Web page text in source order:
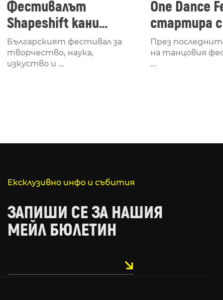
Фестивалът
Shapeshift кани
Fabrizio Mammarella
за откриването си
Българският фестивал за
творчество, наука,
изкуство и ...
One Dance
стартира
Lucid,
рейв
През
на танцовия
...
Ексклузивно инфо и събития
ЗАПИШИ СЕ ЗА НАШИЯ
МЕЙЛ БЮЛЕТИН